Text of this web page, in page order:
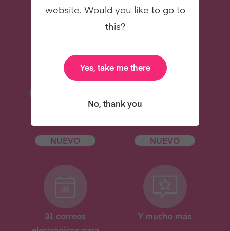
gratis!
Recetas deliciosas
NUEVO
NUEVO
31 correos
Y mucho más
website. Would you like to go to
this?
Yes, take me there
No, thank you